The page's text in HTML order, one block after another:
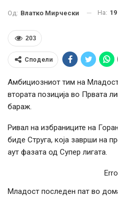
Од: Влатко Мирчески На:
203
Сподели
Амбициозниот тим на
втората позиција во Првата
бараж.
Ривал на избраниците на
биде Струга, која заврши на
аут фазата од Супер лигата.
Младост последен пат во